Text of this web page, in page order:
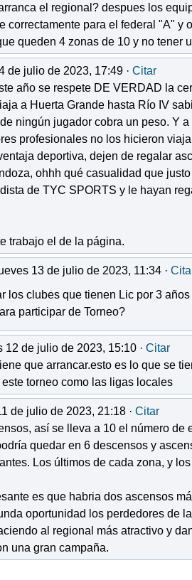
el regional? despues los
correctamente para el federal "A" y
queden 4 zonas de 10 y no tener
de julio de 2023, 17:49 · Citar
año se respete DE VERDAD la
a Huerta Grande hasta Río IV
ningún jugador cobra un peso. Y
profesionales no los hicieron
deportiva, dejen de regalar
ohhh qué casualidad que
de TYC SPORTS y le hayan
trabajo el de la página.
13 de julio de 2023, 11:34 ·
los clubes que tienen Lic por 3
participar de Torneo?
12 de julio de 2023, 15:10 · Citar
que arrancar.esto es lo que se
torneo como las ligas locales
de julio de 2023, 21:18 · Citar
así se lleva a 10 el número de
quedar en 6 descensos y
Los últimos de cada zona, y
es que habria dos ascensos
oportunidad los perdedores de
al regional más atractivo y
una gran campaña.